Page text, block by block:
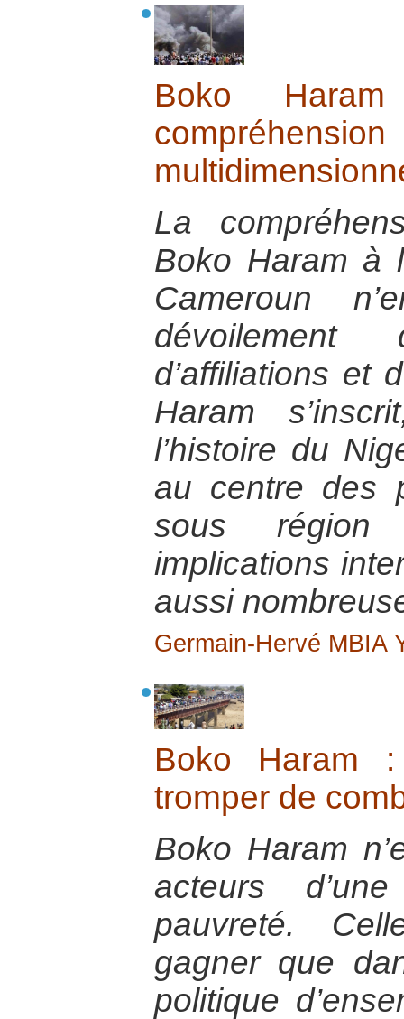
Boko
La
Boko Haram à
Cameroun
dévoilement
d’affiliations et
Haram
l’histoire du
au centre des
sous
implications
aussi
Germain-Hervé MBIA
Boko
tromper de
Boko Haram
acteurs
pauvreté.
gagner que
politique